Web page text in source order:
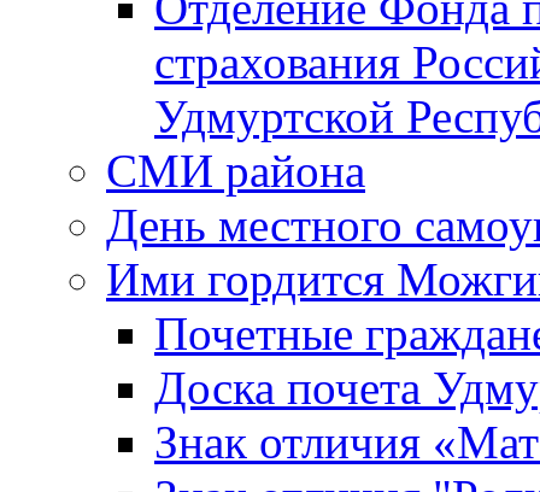
страхования
Удмуртской
СМИ района
День местного
Ими гордится
Почетные
Доска почета
Знак отличия